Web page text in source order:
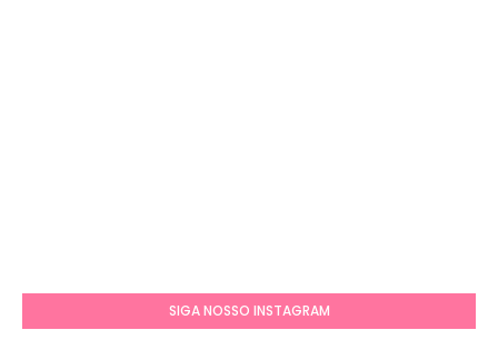
SIGA NOSSO INSTAGRAM